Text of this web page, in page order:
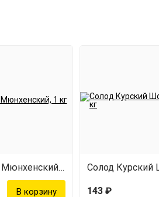
Солод Курский Мюнхенский, 1 кг
143 ₽